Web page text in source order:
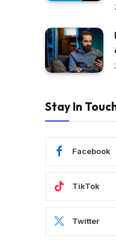
Stay In
Facebook
TikTok
Twitter